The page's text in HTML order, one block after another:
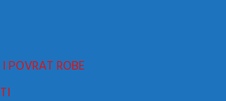
POVRAT ROBE